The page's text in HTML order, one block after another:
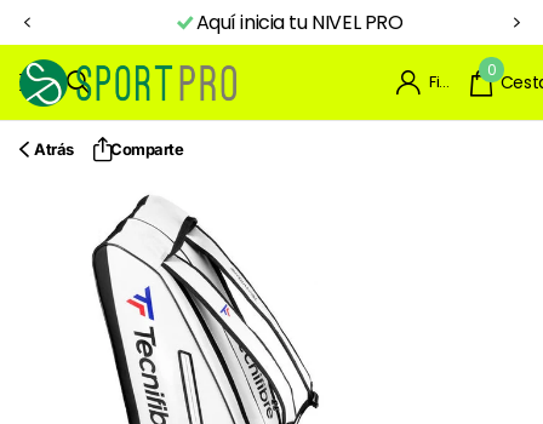
Aquí inicia tu NIVEL PRO
Firme en el registro
0
Atrás Comparte